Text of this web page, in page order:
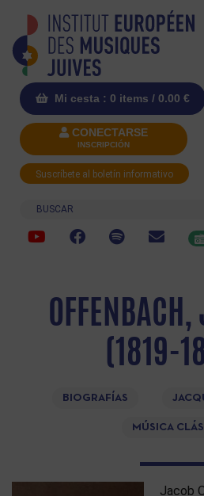
Mi cesta : 0 items / 0.00 €
CONECTARSE
INSCRIPCIÓN
Suscríbete al boletín informativo
Buscar
(1819-
BIOGRAFÍAS
MÚSICA
Jacob